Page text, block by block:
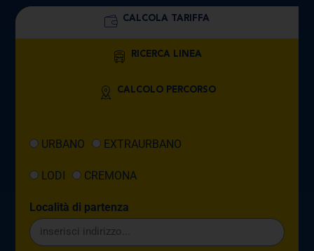
CALCOLA TARIFFA
RICERCA LINEA
CALCOLO PERCORSO
URBANO EXTRAURBANO
LODI CREMONA
Località di partenza